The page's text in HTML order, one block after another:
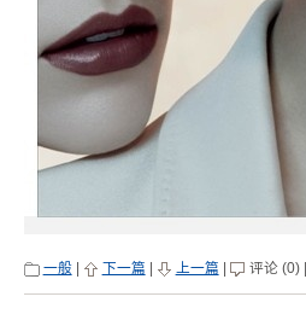
一般| 下一篇 | 上一篇 | 评论 (0) |